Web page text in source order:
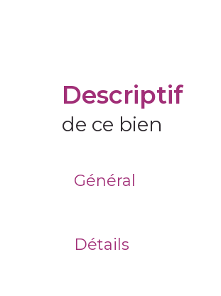
descriptif
de ce bien
Général
Détails